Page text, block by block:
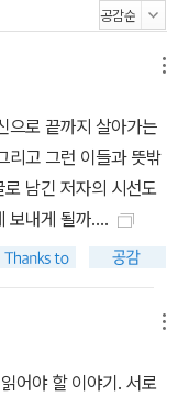
그러지 못한 것 같아 여
게 되었다. 책에 담지
당연한 일이 아닐까.
을까. 아직 만나고 싶
뜻이니까.”-본문 중에
님의 편지이자, 언젠
저 도착한 우정이다.
에 대한 사랑이 더욱
있을 나의 노년을 그
으로 끝까지 살아가는
리고 그런 이들과 뜻밖
남긴 저자의 시선도
보내게 될까....
어야 할 이야기. 서로